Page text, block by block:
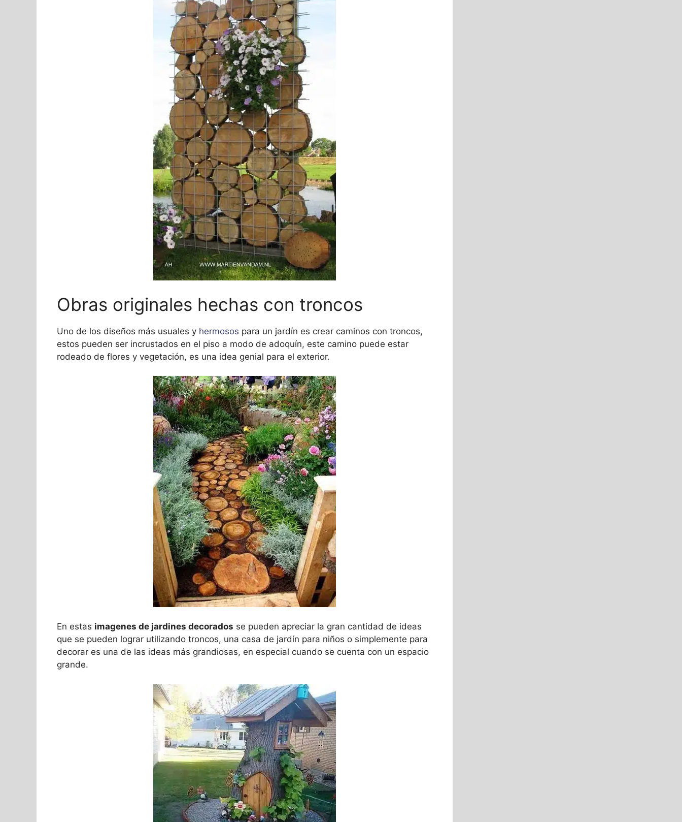
Obras originales hechas con troncos
Uno de los diseños más usuales y hermosos para un jardín es crear caminos con troncos,
estos pueden ser incrustados en el piso a modo de adoquín, este camino puede estar
rodeado de flores y vegetación, es una idea genial para el exterior.
En estas imagenes de jardines decorados se pueden apreciar la gran cantidad de ideas
que se pueden lograr utilizando troncos, una casa de jardín para niños o simplemente para
decorar es una de las ideas más grandiosas, en especial cuando se cuenta con un espacio
grande.